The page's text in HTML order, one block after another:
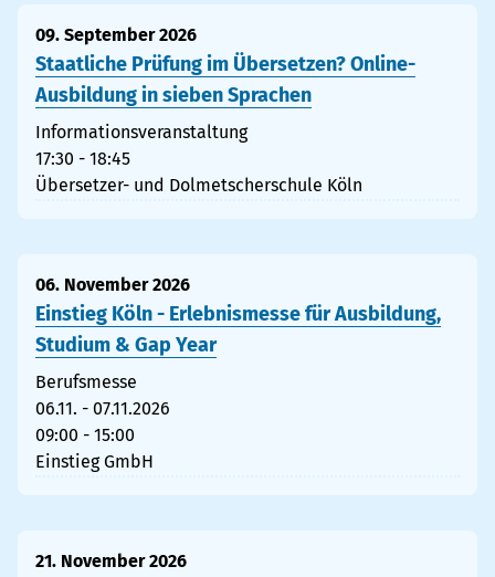
09. September 2026
Staatliche Prüfung im Übersetzen? Online-
Ausbildung in sieben Sprachen
Informationsveranstaltung
17:30 - 18:45
Übersetzer- und Dolmetscherschule Köln
06. November 2026
Einstieg Köln - Erlebnismesse für Ausbildung,
Studium & Gap Year
Berufsmesse
06.11. - 07.11.2026
09:00 - 15:00
Einstieg GmbH
21. November 2026